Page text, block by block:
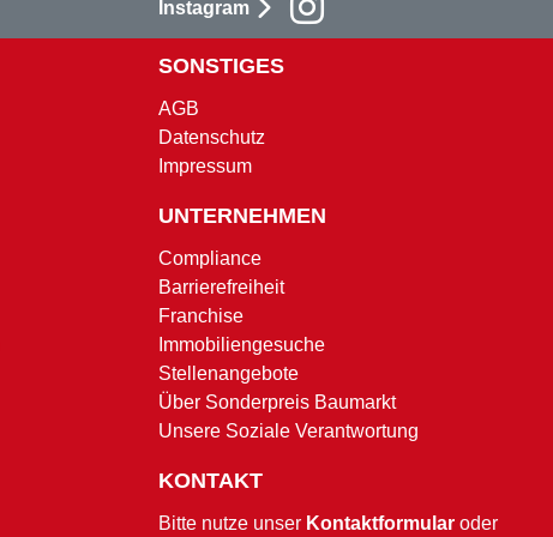
Instagram
SONSTIGES
AGB
Datenschutz
Impressum
UNTERNEHMEN
Compliance
Barrierefreiheit
Franchise
Immobiliengesuche
Stellenangebote
Über Sonderpreis Baumarkt
Unsere Soziale Verantwortung
KONTAKT
Bitte nutze unser Kontaktformular oder